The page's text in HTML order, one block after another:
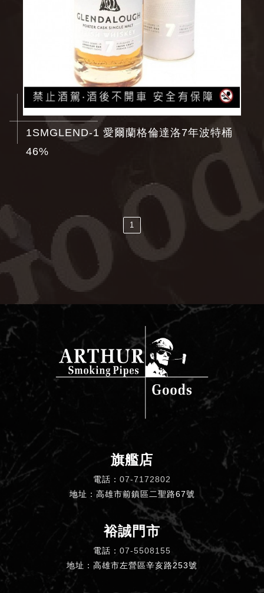
1SMGLEND-1 愛爾蘭格倫達洛7年波特桶
46%
1
旗艦店
電話： 07-7172802
地址：高雄市前鎮區二聖路67號
裕誠門市
電話： 07-5508155
地址：高雄市左營區辛亥路253號